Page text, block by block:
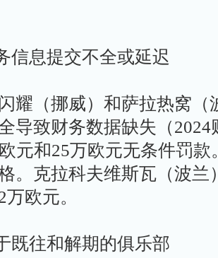
息提交不全或延迟
（挪威）和萨拉热窝（
导致财务数据缺失（
元和25万欧元无条件罚
。克拉科夫维斯瓦（波兰
欧元。
往和解期的俱乐部